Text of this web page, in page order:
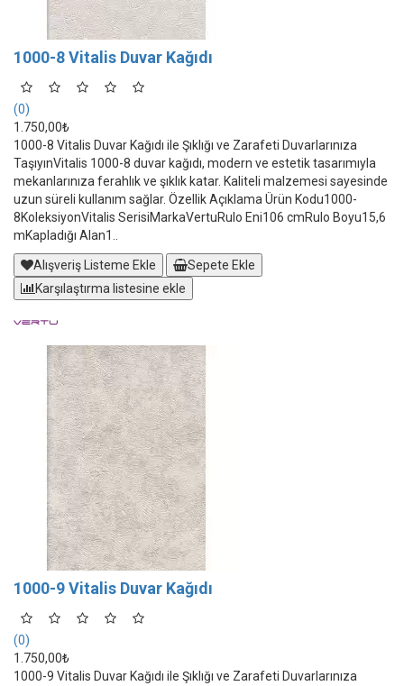
1000-8 Vitalis Duvar Kağıdı
(0)
1.750,00₺
1000-8 Vitalis Duvar Kağıdı ile Şıklığı ve Zarafeti Duvarlarınıza
TaşıyınVitalis 1000-8 duvar kağıdı, modern ve estetik tasarımıyla
mekanlarınıza ferahlık ve şıklık katar. Kaliteli malzemesi sayesinde
uzun süreli kullanım sağlar. Özellik Açıklama Ürün Kodu1000-
8KoleksiyonVitalis SerisiMarkaVertuRulo Eni106 cmRulo Boyu15,6
mKapladığı Alan1..
Alışveriş Listeme Ekle
Sepete Ekle
Karşılaştırma listesine ekle
1000-9 Vitalis Duvar Kağıdı
(0)
1.750,00₺
1000-9 Vitalis Duvar Kağıdı ile Şıklığı ve Zarafeti Duvarlarınıza